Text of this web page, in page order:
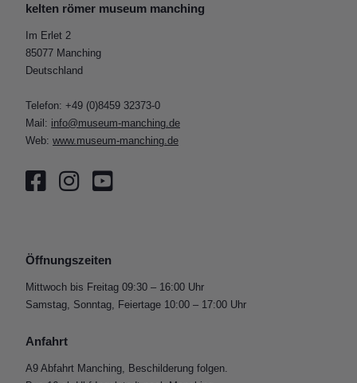
kelten römer museum manching
Im Erlet 2
85077 Manching
Deutschland
Telefon: +49 (0)8459 32373-0
Mail: info@museum-manching.de
Web: www.museum-manching.de
Öffnungszeiten
Mittwoch bis Freitag 09:30 – 16:00 Uhr
Samstag, Sonntag, Feiertage 10:00 – 17:00 Uhr
Anfahrt
A9 Abfahrt Manching, Beschilderung folgen.